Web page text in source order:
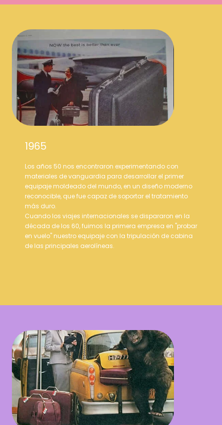
1965
Los años 50 nos encontraron experimentando con
materiales de vanguardia para desarrollar el primer
equipaje moldeado del mundo, en un diseño moderno
reconocible, que fue capaz de soportar el tratamiento
más duro.
Cuando los viajes internacionales se dispararon en la
década de los 60, fuimos la primera empresa en "probar
en vuelo" nuestro equipaje con la tripulación de cabina
de las principales aerolíneas.